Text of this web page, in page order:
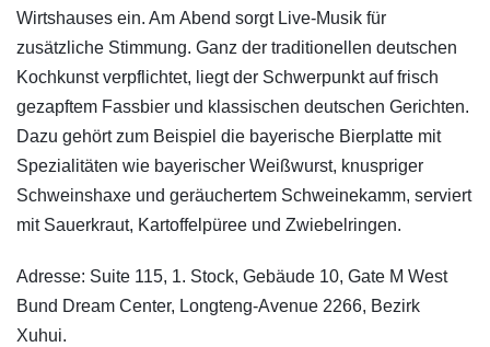
Wirtshauses ein. Am Abend sorgt Live-Musik für
zusätzliche Stimmung. Ganz der traditionellen deutschen
Kochkunst verpflichtet, liegt der Schwerpunkt auf frisch
gezapftem Fassbier und klassischen deutschen Gerichten.
Dazu gehört zum Beispiel die bayerische Bierplatte mit
Spezialitäten wie bayerischer Weißwurst, knuspriger
Schweinshaxe und geräuchertem Schweinekamm, serviert
mit Sauerkraut, Kartoffelpüree und Zwiebelringen.
Adresse: Suite 115, 1. Stock, Gebäude 10, Gate M West
Bund Dream Center, Longteng-Avenue 2266, Bezirk
Xuhui.